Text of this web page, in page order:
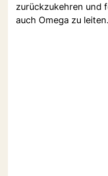
zurückzukehren und
auch Omega zu leiten.